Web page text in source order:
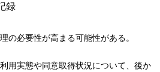
録
の必要性が高まる可能性がある。
用実態や同意取得状況について、後か